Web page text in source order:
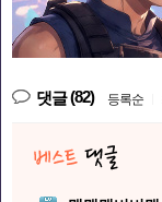
댓글(82) 등록순